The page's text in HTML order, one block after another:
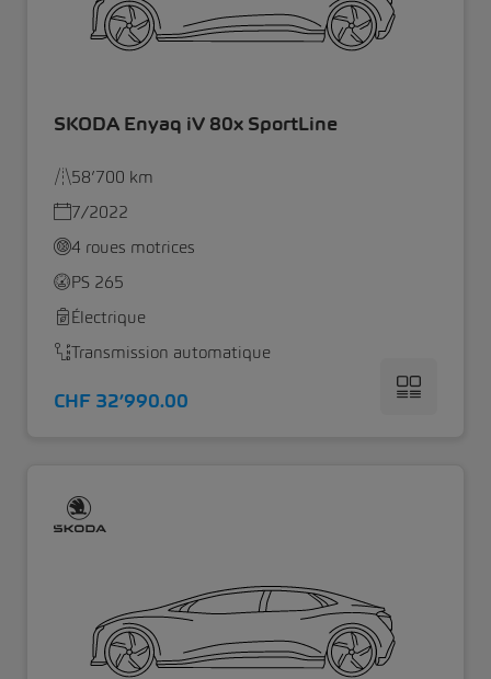
SKODA Enyaq iV 80x SportLine
58’700 km
7/2022
4 roues motrices
PS 265
Électrique
Transmission automatique
CHF 32’990.00